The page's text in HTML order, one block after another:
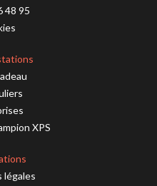
48 95
XPS
légales